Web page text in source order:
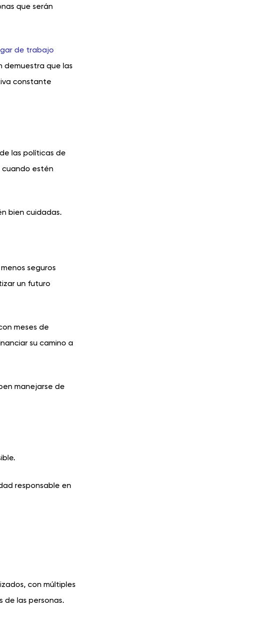
que serán
de trabajo
demuestra que las
constante
las políticas de
cuando estén
bien cuidadas.
seguros
un futuro
meses de
su camino a
manejarse de
responsable en
con múltiples
de las personas.